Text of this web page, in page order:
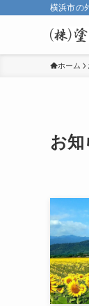
横浜市の
ホーム
お知